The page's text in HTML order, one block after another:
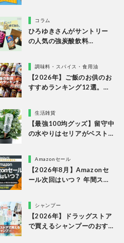
コラム
ひろゆきさんがサントリー
の人気の強炭酸飲料
を実飲して食レポ！
調味料・スパイス・食用油
【2026年】ご飯のお供のお
すすめランキング12選。
比較生活雑貨
【最強100均グッズ】留守中
の水やりはセリアがベスト
Amazonセール
【2026年8月】Amazonセ
ール次回はいつ？ 年間スケ
シャンプー
【2026年】ドラッグストア
で買えるシャンプーのおす